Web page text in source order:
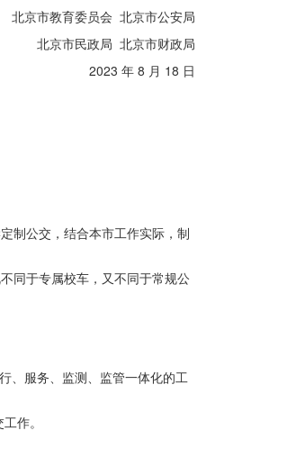
北京市教育委员会 北京市公安局
北京市民政局 北京市财政局
2023 年 8 月 18 日
制公交，结合本市工作实际，制
同于专属校车，又不同于常规公
、服务、监测、监管一体化的工
作。